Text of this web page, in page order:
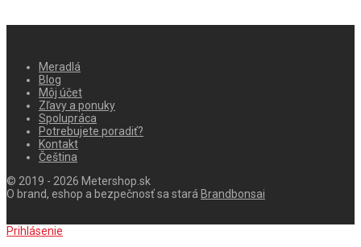
Meradlá
Blog
Môj účet
Zľavy a ponuky
Spolupráca
Potrebujete poradiť?
Kontakt
Čeština
© 2019 - 2026 Metershop.sk
O brand, eshop a bezpečnosť sa stará Brandbonsai
Prihlásenie